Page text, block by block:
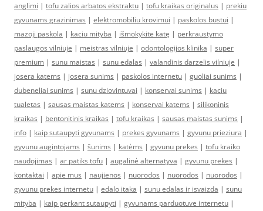
anglimi | tofu zalios arbatos ekstraktu | tofu kraikas originalus | prekiu
gyvunams grazinimas | elektromobiliu krovimui | paskolos bustui |
mazoji paskola | kaciu mityba | išmokykite katę | perkraustymo
paslaugos vilniuje | meistras vilniuje | odontologijos klinika | super
premium | sunu maistas | sunu edalas | valandinis darzelis vilniuje |
josera katems | josera sunims | paskolos internetu | guoliai sunims |
dubeneliai sunims | sunu dziovintuvai | konservai sunims | kaciu
tualetas | sausas maistas katems | konservai katems | silikoninis
kraikas | bentonitinis kraikas | tofu kraikas | sausas maistas sunims |
info | kaip sutaupyti gyvunams | prekes gyvunams | gyvunu prieziura |
gyvunu augintojams | šunims | katėms | gyvunu prekes | tofu kraiko
naudojimas | ar patiks tofu | augalinė alternatyva | gyvunu prekes |
kontaktai | apie mus | naujienos | nuorodos | nuorodos | nuorodos |
gyvunu prekes internetu | edalo itaka | sunu edalas ir isvaizda | sunu
mityba | kaip perkant sutaupyti | gyvunams parduotuve internetu |